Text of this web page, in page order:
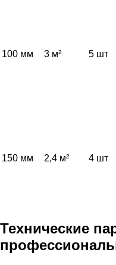
100 мм 3 м² 5 шт
150 мм 2,4 м² 4 шт
Технические